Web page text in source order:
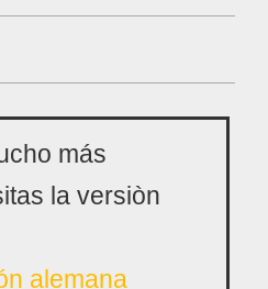
más
la versiòn
alemana